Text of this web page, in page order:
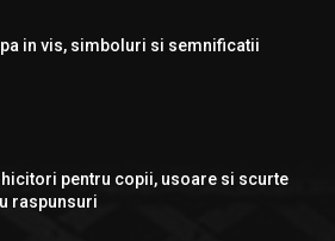
in vis, simboluri si semnificatii
pentru copii, usoare si scurte
raspunsuri